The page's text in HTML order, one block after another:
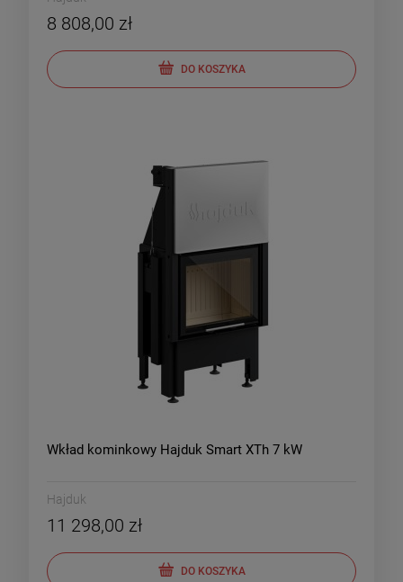
8 808,00 zł
DO KOSZYKA
Wkład kominkowy Hajduk Smart XTh 7 kW
Hajduk
11 298,00 zł
DO KOSZYKA